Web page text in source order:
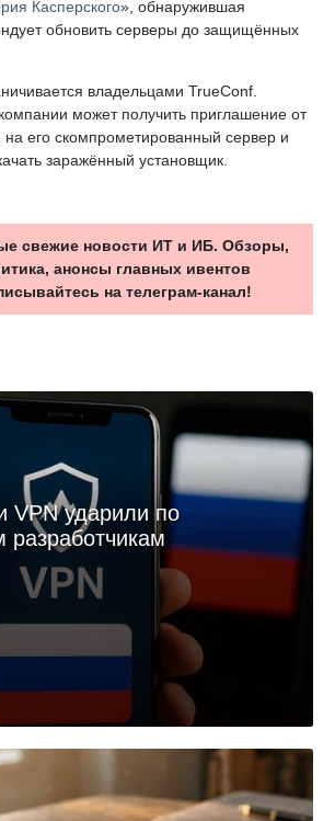
Касперского», обнаружившая
обновить серверы до защищённых
владельцами TrueConf.
может получить приглашение от
на его скомпрометированный сервер и
заражённый установщик.
свежие новости ИТ и ИБ. Обзоры,
анонсы главных ивентов
на телеграм-канал!
VPN ударили по
разработчикам